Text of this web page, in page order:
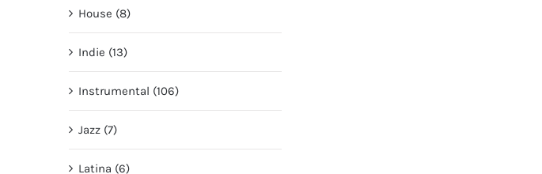
House (8)
Indie (13)
Instrumental (106)
Jazz (7)
Latina (6)